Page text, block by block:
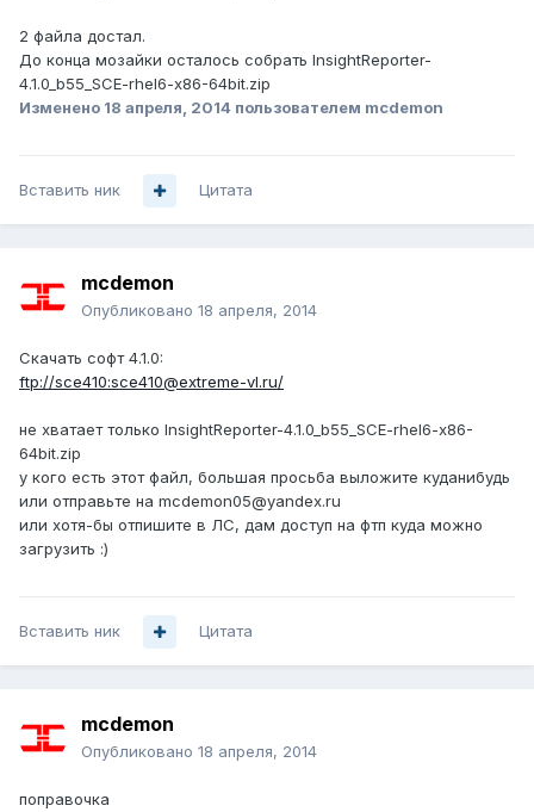
2 файла достал.
До конца мозайки осталось собрать InsightReporter-
4.1.0_b55_SCE-rhel6-x86-64bit.zip
Изменено 18 апреля, 2014 пользователем mcdemon
Вставить ник Цитата
mcdemon
Опубликовано 18 апреля, 2014
Скачать софт 4.1.0:
ftp://sce410:sce410@extreme-vl.ru/
не хватает только InsightReporter-4.1.0_b55_SCE-rhel6-x86-
64bit.zip
у кого есть этот файл, большая просьба выложите куданибудь
или отправьте на mcdemon05@yandex.ru
или хотя-бы отпишите в ЛС, дам доступ на фтп куда можно
загрузить :)
Вставить ник Цитата
mcdemon
Опубликовано 18 апреля, 2014
поправочка